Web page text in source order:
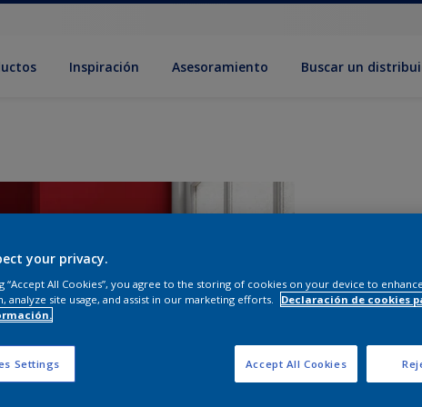
Inspiración Asesoramiento Buscar un
your privacy.
“Accept All Cookies”, you agree to the storing of cookies on your device to
analyze site usage, and assist in our marketing efforts.
Declaración de cookies
Settings Accept All Cookies